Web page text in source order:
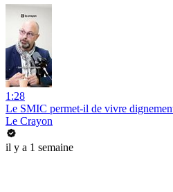
1:28
Le SMIC permet-il de vivre
Le Crayon
il y a 1 semaine